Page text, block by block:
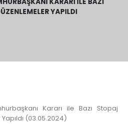
KARARI ILE BAZI
YAPILDI
Kararı ile Bazı Stopaj
(03.05.2024)